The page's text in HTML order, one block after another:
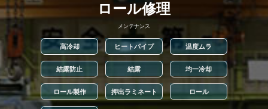
ロール修理
メンテナンス
高冷却 ヒートパイプ 温度ムラ
結露防止 結露 均一冷却
ロール製作 押出ラミネート ロール